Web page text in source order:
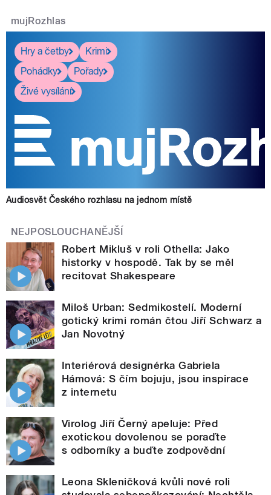
mujRozhlas
Hry a četby
Krimi
Pohádky
Pořady
Živé vysílání
Audiosvět Českého rozhlasu na jednom místě
NEJPOSLOUCHANĚJŠÍ
Robert Mikluš v roli Othella: Jako
historky v hospodě. Tak by se měl
recitovat Shakespeare
Miloš Urban: Sedmikostelí. Moderní
gotický krimi román čtou Jiří Schwarz a
Jan Novotný
Interiérová designérka Gabriela
Hámová: S čím bojuju, jsou inspirace
z internetu
Virolog Jiří Černý apeluje: Před
exotickou dovolenou se poraďte
s odborníky a buďte zodpovědní
Leona Skleničková kvůli nové roli